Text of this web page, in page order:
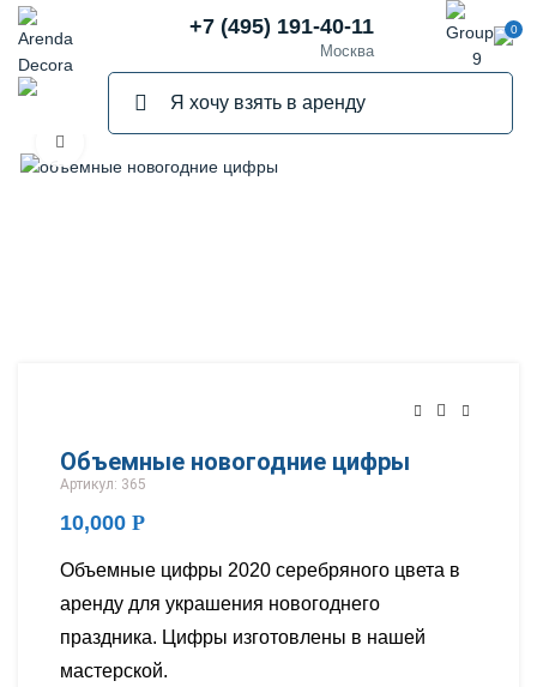
+7 (495) 191-40-11
Москва
0
Объемные новогодние цифры
Артикул: 365
10,000 Р
Объемные цифры 2020 серебряного цвета в
аренду для украшения новогоднего
праздника. Цифры изготовлены в нашей
мастерской.